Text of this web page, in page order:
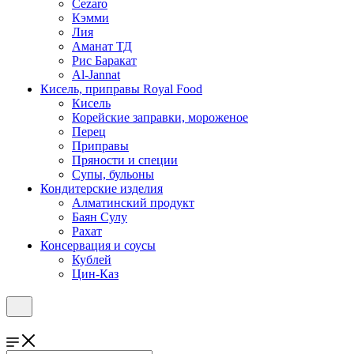
Cezaro
Кэмми
Лия
Аманат ТД
Рис Баракат
Al-Jannat
Кисель, приправы Royal Food
Кисель
Корейские заправки, мороженое
Перец
Приправы
Пряности и специи
Супы, бульоны
Кондитерские изделия
Алматинский продукт
Баян Сулу
Рахат
Консервация и соусы
Кублей
Цин-Каз